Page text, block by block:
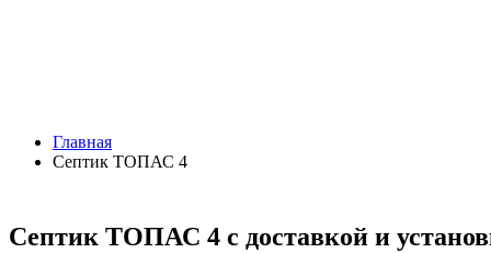
Главная
Септик ТОПАС 4
Септик ТОПАС 4 с доставкой и